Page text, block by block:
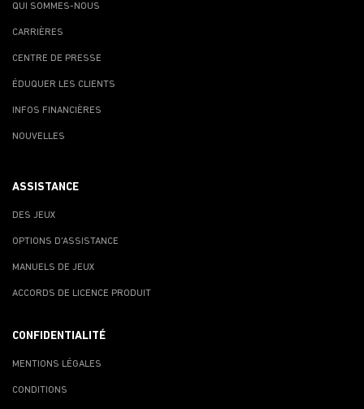
QUI SOMMES-NOUS
CARRIÈRES
CENTRE DE PRESSE
ÉDUQUER LES CLIENTS
INFOS FINANCIÈRES
NOUVELLES
ASSISTANCE
DES JEUX
OPTIONS D'ASSISTANCE
MANUELS DE JEUX
ACCORDS DE LICENCE PRODUIT
CONFIDENTIALITÉ
MENTIONS LÉGALES
CONDITIONS